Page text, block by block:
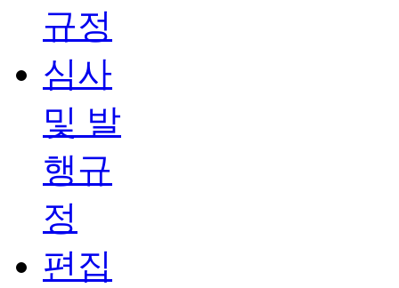
규정
심사
및 발
행규
정
편집